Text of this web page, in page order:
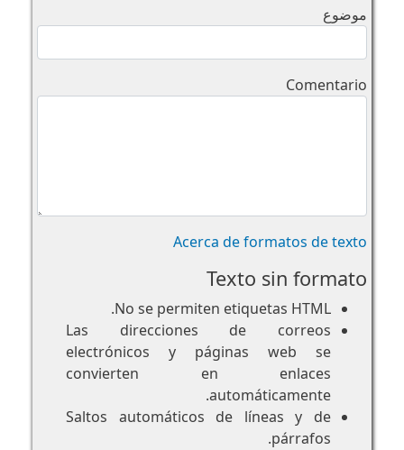
موضوع
Comentario
Acerca de formatos de texto
Texto sin formato
No se permiten etiquetas HTML.
Las direcciones de correos
electrónicos y páginas web se
convierten en enlaces
automáticamente.
Saltos automáticos de líneas y de
párrafos.